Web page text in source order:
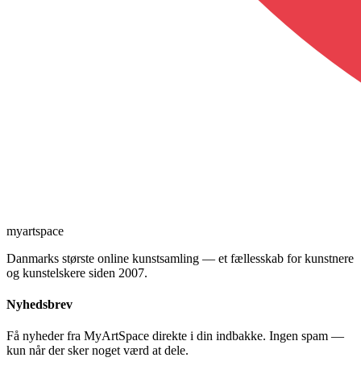
myartspace
Danmarks største online kunstsamling — et fællesskab for kunstnere
og kunstelskere siden 2007.
Nyhedsbrev
Få nyheder fra MyArtSpace direkte i din indbakke. Ingen spam —
kun når der sker noget værd at dele.